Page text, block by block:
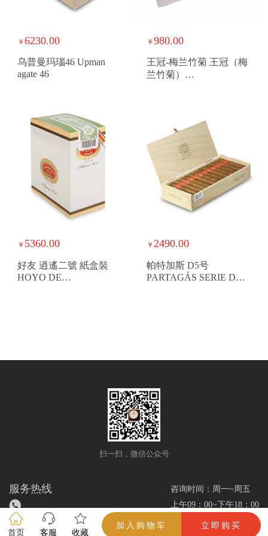
首页 客服 收藏
加入购物车 立即购买
￥ 6230.00
乌普曼玛瑙46 Upman
agate 46
￥ 980.00
王冠-梅兰竹菊 王冠（梅
兰竹菊）
￥ 5360.00
好友 逍遙二號 紙盒裝
HOYO DE
￥ 2490.00
帕特加斯 D5号
PARTAGÁS SERIE D
扫一扫，微信公众号
服务热线
咨询时间：周一~周五
上午09：00~下午18：00